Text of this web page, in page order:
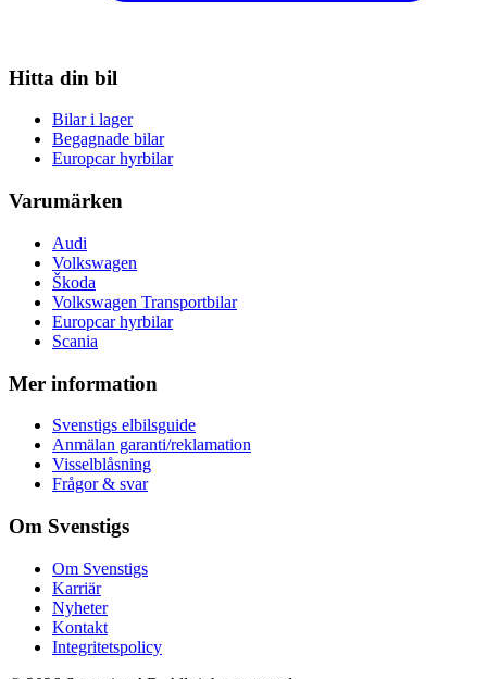
Hitta din bil
Bilar i lager
Begagnade bilar
Europcar hyrbilar
Varumärken
Audi
Volkswagen
Škoda
Volkswagen Transportbilar
Europcar hyrbilar
Scania
Mer information
Svenstigs elbilsguide
Anmälan garanti/reklamation
Visselblåsning
Frågor & svar
Om Svenstigs
Om Svenstigs
Karriär
Nyheter
Kontakt
Integritetspolicy